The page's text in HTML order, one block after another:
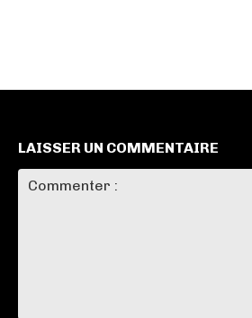
LAISSER UN COMMENTAIRE